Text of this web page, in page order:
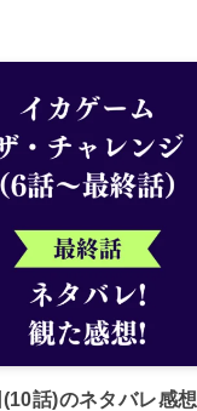
話)のネタバレ感想